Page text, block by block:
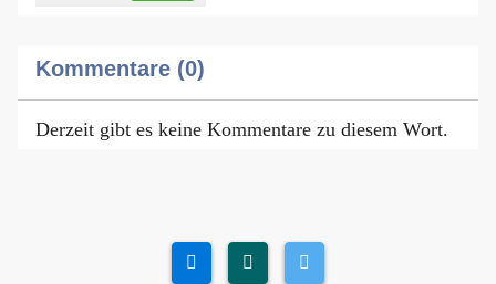
Kommentare (0)
Derzeit gibt es keine Kommentare zu diesem Wort.